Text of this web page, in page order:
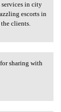
in city
escorts in
clients.
sharing with